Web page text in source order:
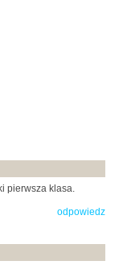
pierwsza klasa.
odpowiedz